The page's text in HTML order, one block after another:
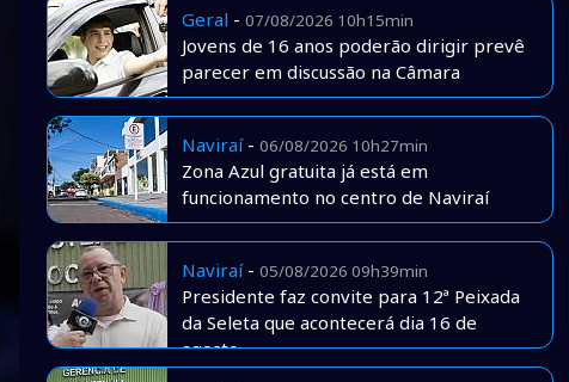
Geral - 07/08/2026 10h15min
Jovens de 16 anos poderão dirigir prevê
parecer em discussão na Câmara
Naviraí- 06/08/2026 10h27min
Zona Azul gratuita já está em
funcionamento no centro de Naviraí
Naviraí- 05/08/2026 09h39min
Presidente faz convite para 12ª Peixada
da Seleta que acontecerá dia 16 de
agosto